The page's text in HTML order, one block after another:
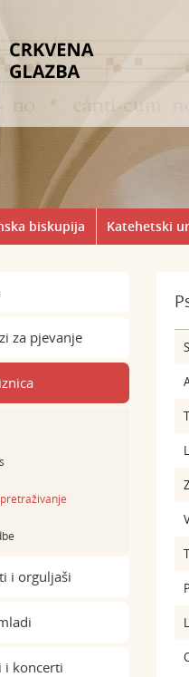
biskupija Katehetski
za pjevanje
i orguljaši
i koncerti